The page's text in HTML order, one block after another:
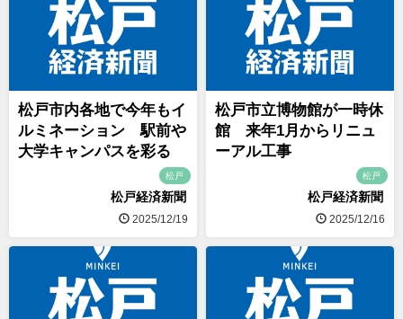
松戸市内各地で今年もイ
ルミネーション 駅前や
大学キャンパスを彩る
松戸
松戸経済新聞
2025/12/19
松戸市立博物館が一時休
館 来年1月からリニュ
ーアル工事
松戸
松戸経済新聞
2025/12/16